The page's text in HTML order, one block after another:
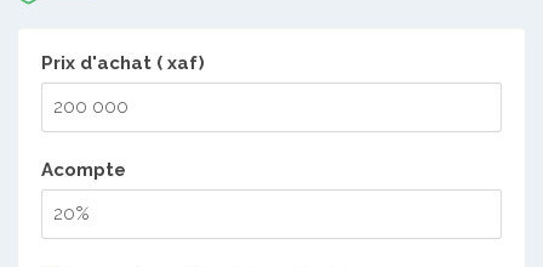
Prix d'achat ( xaf)
Acompte